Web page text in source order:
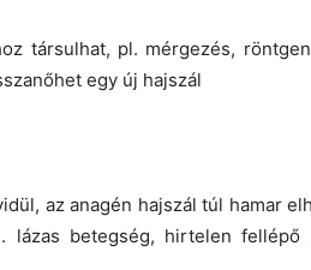
társulhat, pl. mérgezés,
egy új hajszál
az anagén hajszál túl hamar
betegség, hirtelen fellépő